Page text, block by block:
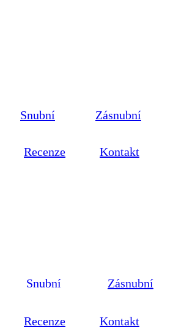
Snubní Zásnubní
Recenze Kontakt
Snubní Zásnubní
Recenze Kontakt